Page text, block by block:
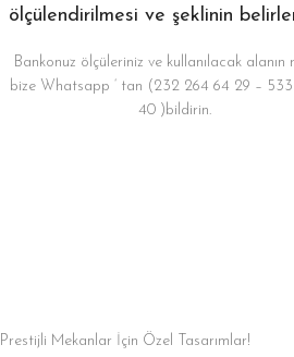
ölçülendirilmesi ve şeklinin
Bankonuz ölçüleriniz ve kullanılacak alanın
bize Whatsapp ‘ tan (232 264 64 29 – 533
40 )bildirin.
Prestijli Mekanlar İçin Özel Tasarımlar!